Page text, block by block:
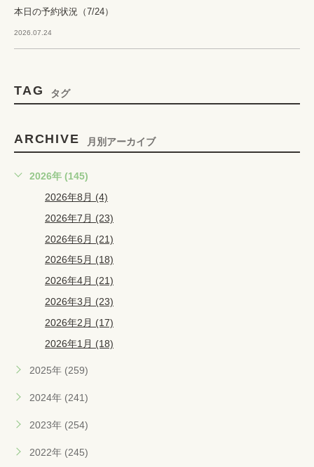
本日の予約状況（7/24）
2026.07.24
TAG タグ
ARCHIVE 月別アーカイブ
2026年 (145)
2026年8月 (4)
2026年7月 (23)
2026年6月 (21)
2026年5月 (18)
2026年4月 (21)
2026年3月 (23)
2026年2月 (17)
2026年1月 (18)
2025年 (259)
2024年 (241)
2023年 (254)
2022年 (245)